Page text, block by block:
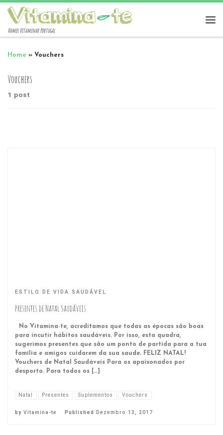
Vamos Vitaminar Portugal
Home » Vouchers
Vouchers
1 post
ESTILO DE VIDA SAUDÁVEL
Presentes de Natal Saudáveis
No Vitamina-te, acreditamos que todas as épocas são boas
para incutir hábitos saudáveis. Por isso, esta quadra,
sugerimos presentes que são um ponto de partida para a tua
família e amigos cuidarem da sua saude. FELIZ NATAL!
Vouchers de Natal Saudáveis Para os apaixonados por
desporto. Para todos os […]
Natal Presentes Suplementos Vouchers
by Vitamina-te Published Dezembro 13, 2017